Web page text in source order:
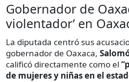
Gobernador de
violentador’ en
La diputada centró sus
gobernador de Oaxaca,
calificó directamente como el
de mujeres y niñas en el